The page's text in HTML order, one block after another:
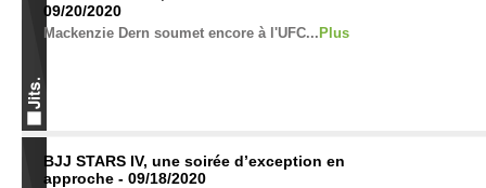
09/20/2020
Mackenzie Dern soumet encore à l'UFC... Plus
BJJ STARS IV, une soirée d’exception en
approche - 09/18/2020